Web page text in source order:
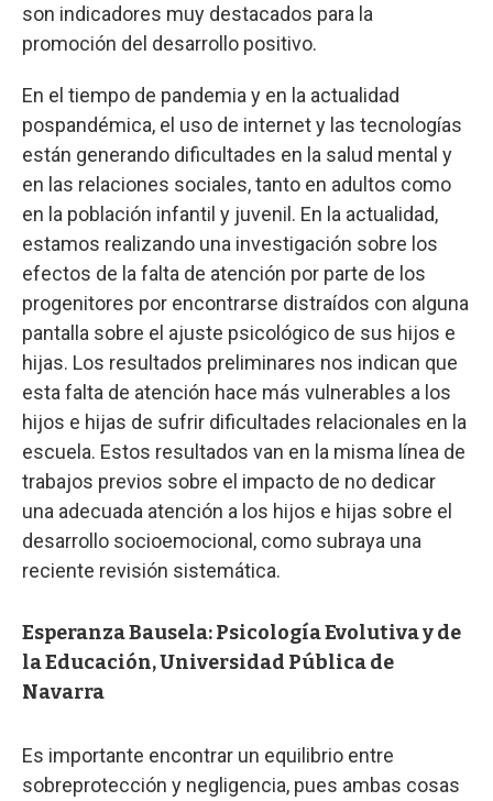
son indicadores muy destacados para la
promoción del desarrollo positivo.
En el tiempo de pandemia y en la actualidad
pospandémica, el uso de internet y las tecnologías
están generando dificultades en la salud mental y
en las relaciones sociales, tanto en adultos como
en la población infantil y juvenil. En la actualidad,
estamos realizando una investigación sobre los
efectos de la falta de atención por parte de los
progenitores por encontrarse distraídos con alguna
pantalla sobre el ajuste psicológico de sus hijos e
hijas. Los resultados preliminares nos indican que
esta falta de atención hace más vulnerables a los
hijos e hijas de sufrir dificultades relacionales en la
escuela. Estos resultados van en la misma línea de
trabajos previos sobre el impacto de no dedicar
una adecuada atención a los hijos e hijas sobre el
desarrollo socioemocional, como subraya una
reciente revisión sistemática.
Esperanza Bausela: Psicología Evolutiva y de
la Educación, Universidad Pública de
Navarra
Es importante encontrar un equilibrio entre
sobreprotección y negligencia, pues ambas cosas